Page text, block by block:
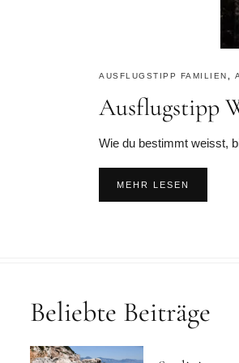
AUSFLUGSTIPP FAMILIEN
Ausflugstipp
Wie du bestimmt weisst,
MEHR LESEN
Beliebte Beiträge